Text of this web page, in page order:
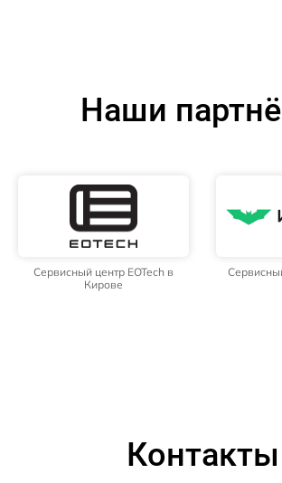
Наши
Сервисный центр EOTech в
Кирове
Контакты